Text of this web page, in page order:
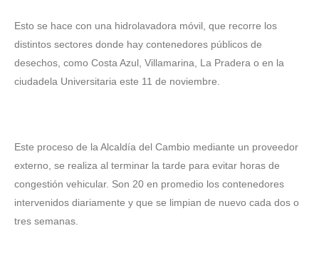
Esto se hace con una hidrolavadora móvil, que recorre los
distintos sectores donde hay contenedores públicos de
desechos, como Costa Azul, Villamarina, La Pradera o en la
ciudadela Universitaria este 11 de noviembre.
‎Este proceso de la Alcaldía del Cambio mediante un proveedor
externo, se realiza al terminar la tarde para evitar horas de
congestión vehicular. Son 20 en promedio los contenedores
intervenidos diariamente y que se limpian de nuevo cada dos o
tres semanas.